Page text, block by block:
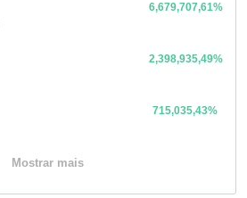
6,679,707,61%
2,398,935,49%
715,035,43%
Mostrar mais